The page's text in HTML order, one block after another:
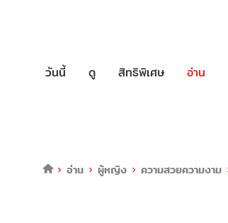
วันนี้ ดู สิทธิพิเศษ อ่าน
อ่าน ผู้หญิง ความสวยความงาม